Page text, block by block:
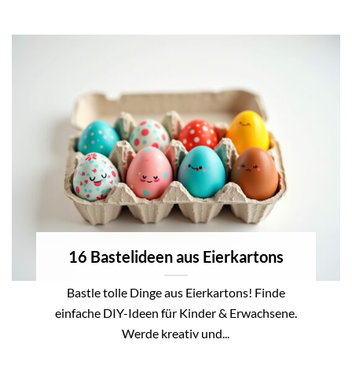
16 Bastelideen aus Eierkartons
Bastle tolle Dinge aus Eierkartons! Finde
einfache DIY-Ideen für Kinder & Erwachsene.
Werde kreativ und...